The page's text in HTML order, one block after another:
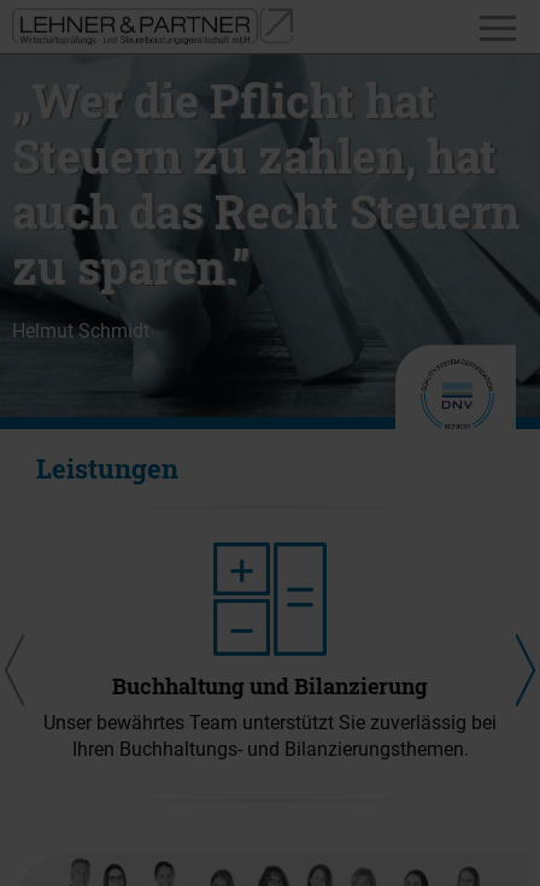
„Wer die Pflicht hat
Steuern zu zahlen, hat
auch das Recht Steuern
zu sparen.”
Helmut Schmidt
Leistungen
Buchhaltung und Bilanzierung
Unser bewährtes Team unterstützt Sie zuverlässig bei
Ihren Buchhaltungs- und Bilanzierungsthemen.